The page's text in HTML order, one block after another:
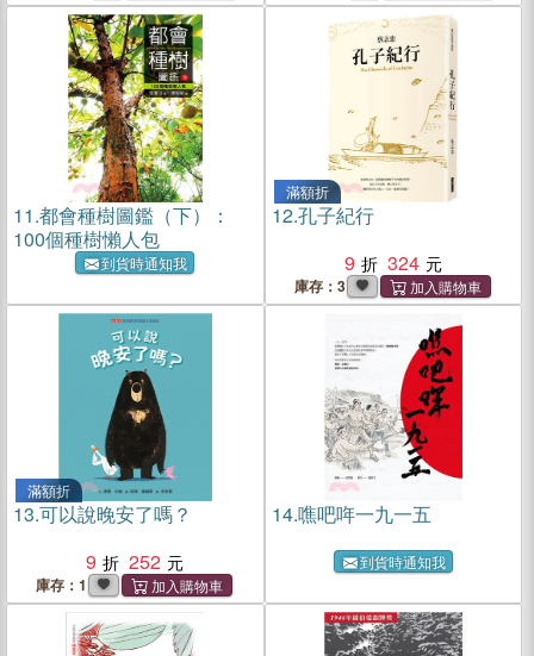
11.都會種樹圖鑑（下）：
100個種樹懶人包
到貨時通知我
滿額折
12.孔子紀行
9
324
庫存：3
滿額折
13.可以說晚安了嗎？
9
252
庫存：1
14.噍吧哖一九一五
到貨時通知我